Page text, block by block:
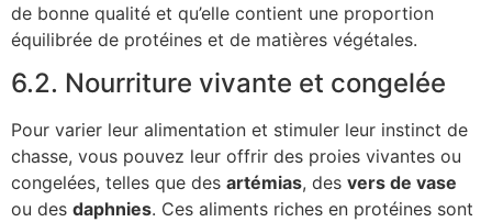
de bonne qualité et qu’elle contient une proportion
équilibrée de protéines et de matières végétales.
6.2. Nourriture vivante et congelée
Pour varier leur alimentation et stimuler leur instinct de
chasse, vous pouvez leur offrir des proies vivantes ou
congelées, telles que des artémias, des vers de vase
ou des daphnies. Ces aliments riches en protéines sont